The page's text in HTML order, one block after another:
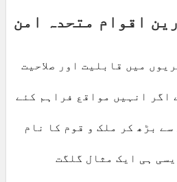
اقوام متحدہ امن
میں قابلیت اور صلاحیت
اگر انہیں مواقع فراہم کئے
بڑھ کر ملک و قوم کا نام
ہی ایک مثال گلگت